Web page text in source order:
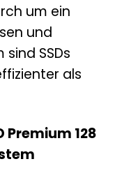
um ein
und
SSDs
als
Premium 128